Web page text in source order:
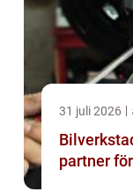
31 juli 2026
Bilverkstad i
partner